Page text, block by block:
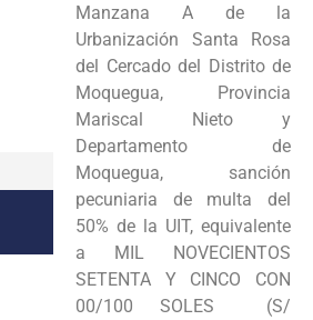
Manzana A de la
Urbanización Santa Rosa
del Cercado del Distrito de
Moquegua, Provincia
Mariscal Nieto y
Departamento de
Moquegua, sanción
pecuniaria de multa del
50% de la UIT, equivalente
a MIL NOVECIENTOS
SETENTA Y CINCO CON
00/100 SOLES (S/